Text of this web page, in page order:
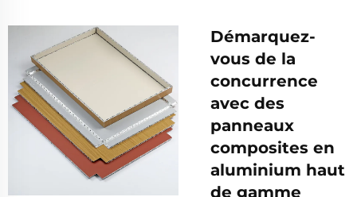
Démarquez-
vous de la
concurrence
avec des
panneaux
composites en
aluminium haut
de gamme